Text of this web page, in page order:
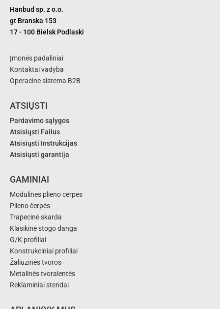
Hanbud sp. z o.o.
gt Branska 153
17 - 100 Bielsk Podlaski
Įmonės padaliniai
Kontaktai vadyba
Operacine sistema B2B
ATSIŲSTI
Pardavimo sąlygos
Atsisiųsti Failus
Atsisiųsti Instrukcijas
Atsisiųsti garantija
GAMINIAI
Modulines plieno cerpes
Plieno čerpės
Trapecinė skarda
Klasikinė stogo danga
G/K profiliai
Konstrukciniai profiliai
Žaliuzinės tvoros
Metalinės tvoralentės
Reklaminiai stendai